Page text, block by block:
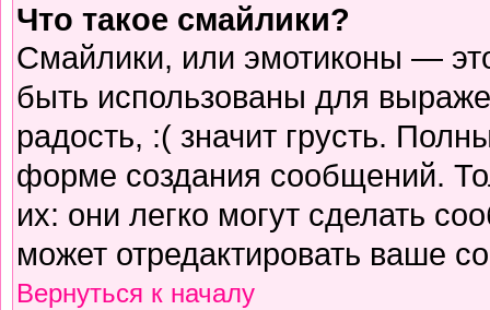
Что такое смайлики?
Смайлики, или эмотиконы —
быть использованы для
радость, :( значит грусть.
форме создания сообщений.
их: они легко могут сделать
может отредактировать ваше
Вернуться к началу